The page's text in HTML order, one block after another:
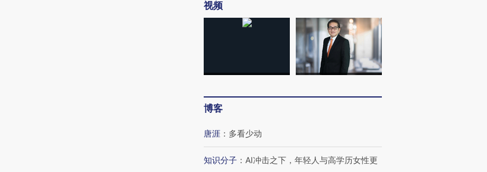
视频
博客
唐涯 ： 多看少动
知识分子 ： AI冲击之下，年轻人与高学历女性更